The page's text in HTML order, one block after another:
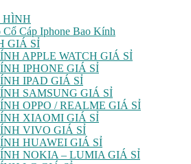
HÌNH
Cổ Cáp Iphone Bao Kính
GIÁ SỈ
APPLE WATCH GIÁ SỈ
IPHONE GIÁ SỈ
IPAD GIÁ SỈ
SAMSUNG GIÁ SỈ
OPPO / REALME GIÁ SỈ
XIAOMI GIÁ SỈ
VIVO GIÁ SỈ
HUAWEI GIÁ SỈ
NOKIA – LUMIA GIÁ SỈ